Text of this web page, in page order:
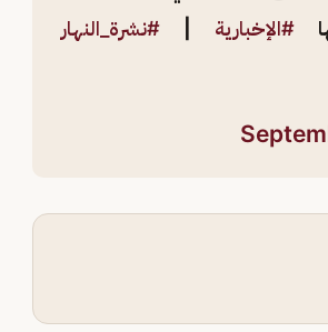
#الإخبارية
#نشرة_النهار